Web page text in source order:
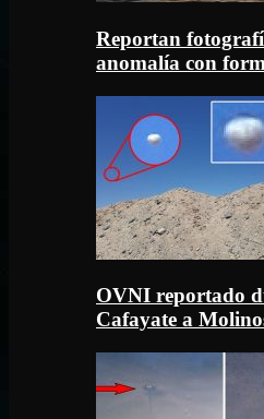
Reportan
anomalía con
OVNI reportado
Cafayate a